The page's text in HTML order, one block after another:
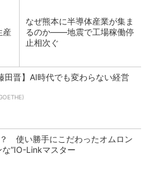
産
なぜ熊本に半導体産業が集ま
るのか――地震で工場稼働停
止相次ぐ
田晋】AI時代でも変わらない経営
使い勝手にこだわったオムロン
な”IO-Linkマスター